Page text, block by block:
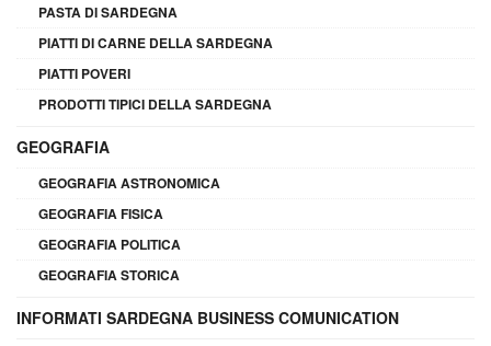
PASTA DI SARDEGNA
PIATTI DI CARNE DELLA SARDEGNA
PIATTI POVERI
PRODOTTI TIPICI DELLA SARDEGNA
GEOGRAFIA
GEOGRAFIA ASTRONOMICA
GEOGRAFIA FISICA
GEOGRAFIA POLITICA
GEOGRAFIA STORICA
INFORMATI SARDEGNA BUSINESS COMUNICATION